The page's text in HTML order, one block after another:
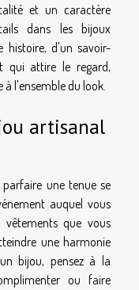
et un caractère
dans les bijoux
histoire, d'un savoir-
qui attire le regard,
l'ensemble du look.
artisanal
une tenue se
auquel vous
vêtements que vous
une harmonie
bijou, pensez à la
ou faire